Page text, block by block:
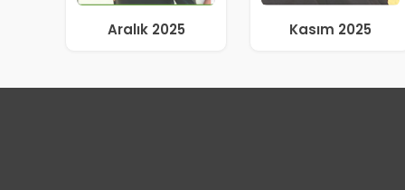
Aralık 2025 Kasım 2025